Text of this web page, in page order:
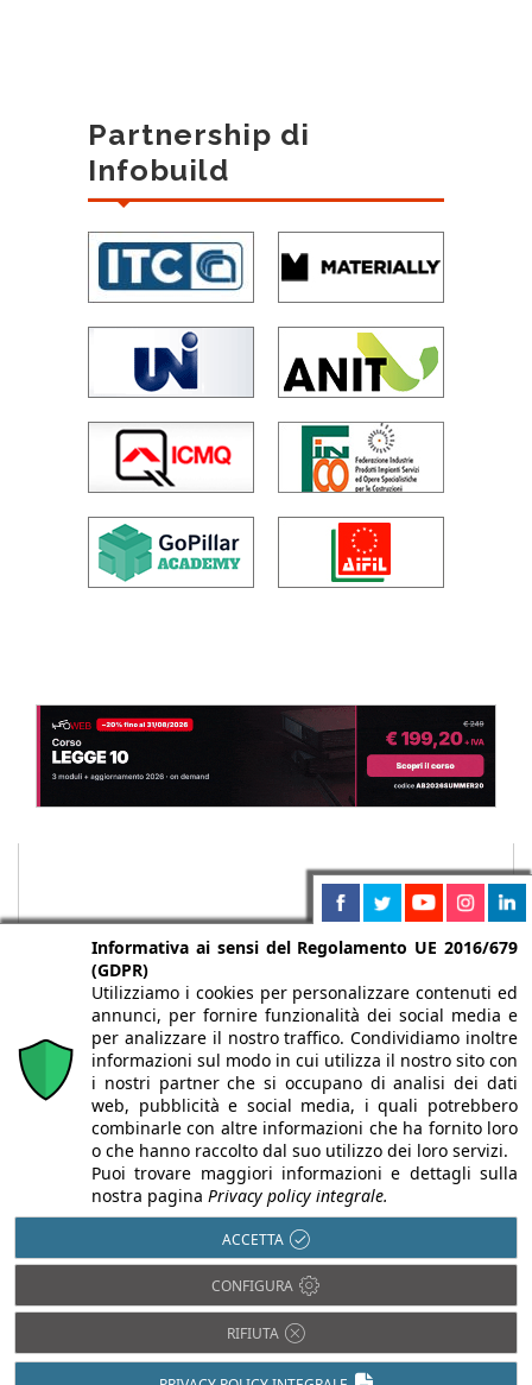
Partnership di
Infobuild
Chi siamo Autori Per la tua pubblicità
Iscriviti alla
newsletter
Infobuild è testata registrata presso il Tribunale di Milano al n° 63
dell’8/3/2013 - ISSN 2282-2267
© 2000-2026 Infoweb srl - P.IVA 13155920153 - Tutti i diritti
riservati |Privacy
Informativa ai sensi del Regolamento UE 2016/679
(GDPR)
Utilizziamo i cookies per personalizzare contenuti ed
annunci, per fornire funzionalità dei social media e
per analizzare il nostro traffico. Condividiamo inoltre
informazioni sul modo in cui utilizza il nostro sito con
i nostri partner che si occupano di analisi dei dati
web, pubblicità e social media, i quali potrebbero
combinarle con altre informazioni che ha fornito loro
o che hanno raccolto dal suo utilizzo dei loro servizi.
Puoi trovare maggiori informazioni e dettagli sulla
nostra pagina Privacy policy integrale.
ACCETTA
CONFIGURA
RIFIUTA